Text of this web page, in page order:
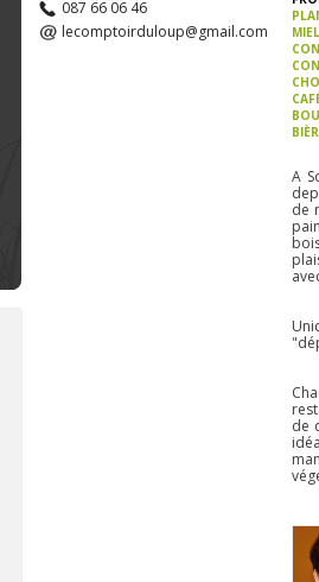
087 66 06 46
lecomptoirduloup@gmail.com
A
de
de